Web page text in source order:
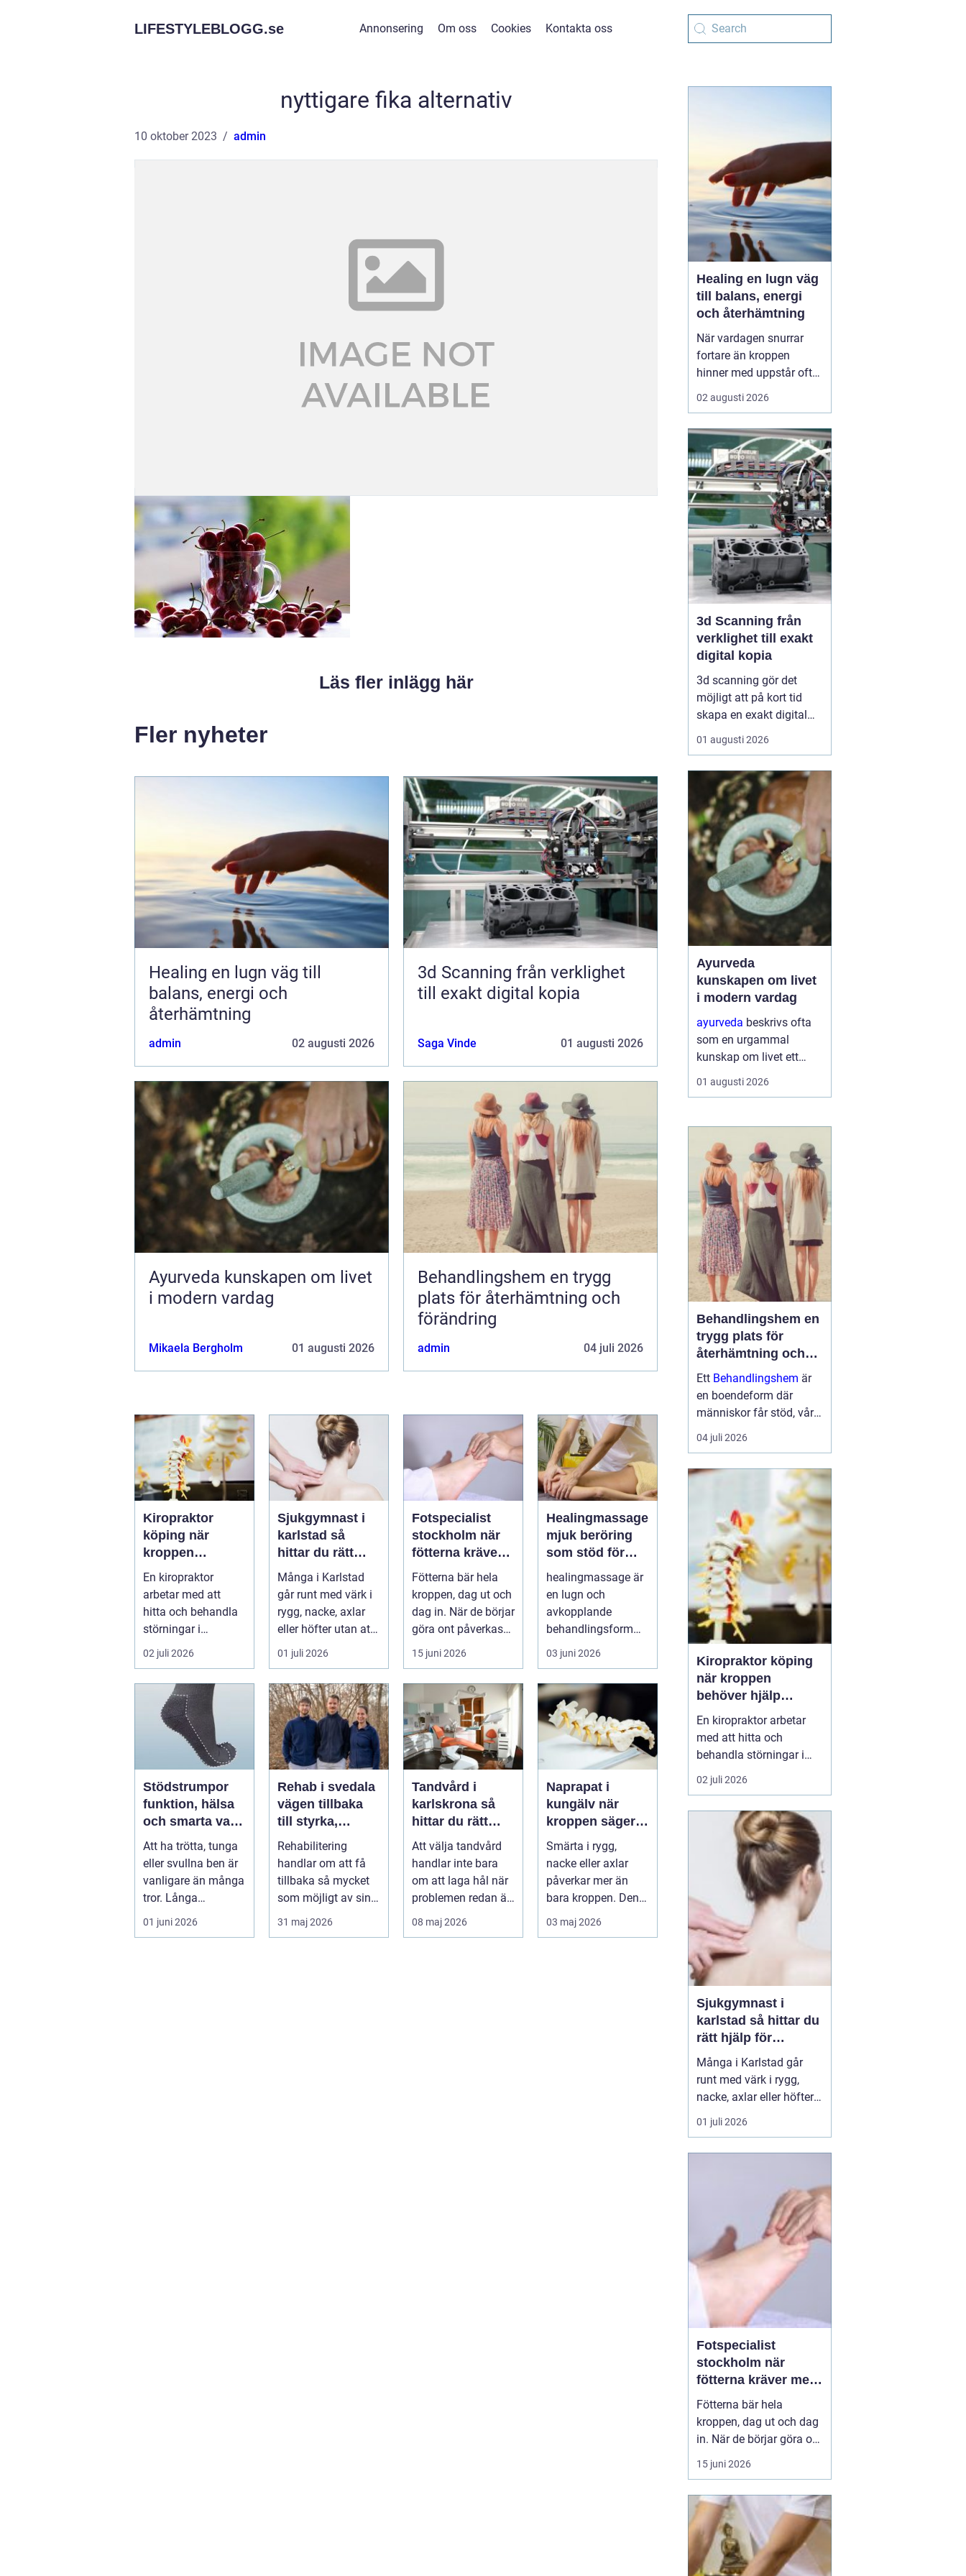
LIFESTYLEBLOGG.se Annonsering Om oss Cookies Kontakta oss
nyttigare fika alternativ
10 oktober 2023 admin
Läs fler inlägg här
Fler nyheter
Healing en lugn väg till
balans, energi och
återhämtning
admin 02 augusti 2026
3d Scanning från verklighet
till exakt digital kopia
Saga Vinde 01 augusti 2026
Ayurveda kunskapen om livet
i modern vardag
Mikaela Bergholm 01 augusti 2026
Behandlingshem en trygg
plats för återhämtning och
förändring
admin 04 juli 2026
Kiropraktor
köping när
kroppen
behöver hjälp
tillbaka
En kiropraktor
arbetar med att
hitta och behandla
störningar i
kroppens leder,
muskler och
nervsyste...
02 juli 2026
Sjukgymnast i
karlstad så
hittar du rätt
hjälp för
kroppen
Många i Karlstad
går runt med värk i
rygg, nacke, axlar
eller höfter utan att
söka hjälp. Andra
har ...
01 juli 2026
Fotspecialist
stockholm när
fötterna kräver
mer än vanliga
sulor
Fötterna bär hela
kroppen, dag ut och
dag in. När de börjar
göra ont påverkas
mer än bara stegen
sö...
15 juni 2026
Healingmassage
mjuk beröring
som stöd för
kropp och själ
healingmassage är
en lugn och
avkopplande
behandlingsform
som förenar
klassisk massage
med energibas...
03 juni 2026
Stödstrumpor
funktion, hälsa
och smarta val i
vardagen
Att ha trötta, tunga
eller svullna ben är
vanligare än många
tror. Långa
arbetsdagar på
hårda golv, ...
01 juni 2026
Rehab i svedala
vägen tillbaka
till styrka,
balans och
vardag
Rehabilitering
handlar om att få
tillbaka så mycket
som möjligt av sin
funktion, energi och
trygghet...
31 maj 2026
Tandvård i
karlskrona så
hittar du rätt
klinik för
långsiktig
munhälsa
Att välja tandvård
handlar inte bara
om att laga hål när
problemen redan är
ett faktum. Det
handlar ...
08 maj 2026
Naprapat i
kungälv när
kroppen säger
ifrån
Smärta i rygg,
nacke eller axlar
påverkar mer än
bara kroppen. Den
tar energi,
koncentration och
03 maj 2026
Healing en lugn väg
till balans, energi
och återhämtning
När vardagen snurrar
fortare än kroppen
hinner med uppstår ofta
spänningar, oro och
trötthet som inte går att
Många börjar då söka
efter metoder som kan
skapa lugn på djupet,
inte bara i tankarna utan
också i kroppen. I den
sökn...
02 augusti 2026
3d Scanning från
verklighet till exakt
digital kopia
3d scanning gör det
möjligt att på kort tid
skapa en exakt digital
kopia av nästan vad
som helst: en liten detalj,
eller en hel fabrik.
Tekniken används i dag
inom industri, bygg,
fastigheter, kulturarv och
infrastruktur för at...
01 augusti 2026
Ayurveda
kunskapen om livet
i modern vardag
ayurveda beskrivs ofta
som en urgammal
kunskap om livet ett
praktiskt system för
hälsa som förenar kropp,
stället för att enbart
fokusera på symptom
försöker ayurvedan
förstå varf...
01 augusti 2026
Behandlingshem en
trygg plats för
återhämtning och
förändring
Ett Behandlingshem är
en boendeform där
människor får stöd, vård
och struktur under en
period i livet när det
öppenvården inte räcker.
Målet är att skapa
trygghet, stabilitet och
förutsättni...
04 juli 2026
Kiropraktor köping
när kroppen
behöver hjälp
tillbaka
En kiropraktor arbetar
med att hitta och
behandla störningar i
kroppens leder, muskler
och nervsystem. Målet
smärta, bättre rörlighet
och en vardag som
fungerar igen.
Kiropraktik passar
många som kämpar
med återkommande
ryggont...
02 juli 2026
Sjukgymnast i
karlstad så hittar du
rätt hjälp för
kroppen
Många i Karlstad går
runt med värk i rygg,
nacke, axlar eller höfter
utan att söka hjälp.
Andra har råkat ut för en
släppa. En legitimerad
sjukgymnast kan då
göra stor skillnad.
Genom n...
01 juli 2026
Fotspecialist
stockholm när
fötterna kräver mer
än vanliga sulor
Fötterna bär hela
kroppen, dag ut och dag
in. När de börjar göra ont
påverkas mer än bara
stegen sömn, träning,
lidande. Många försöker
länge med egenvård,
inlägg från sportbutiken
eller vila, men
15 juni 2026